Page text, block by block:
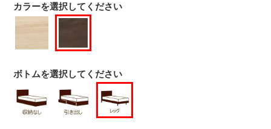
カラーを選択してください
ボトムを選択してください